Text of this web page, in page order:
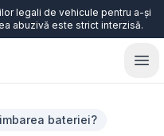
legali de vehicule pentru a-și
abuzivă este strict interzisă.
bateriei?